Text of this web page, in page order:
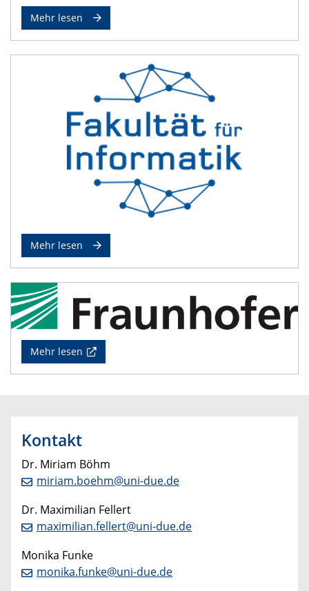
Mehr lesen
Mehr lesen
Mehr lesen
Kontakt
Dr. Miriam Böhm
miriam.boehm@uni-due.de
Dr. Maximilian Fellert
maximilian.fellert@uni-due.de
Monika Funke
monika.funke@uni-due.de